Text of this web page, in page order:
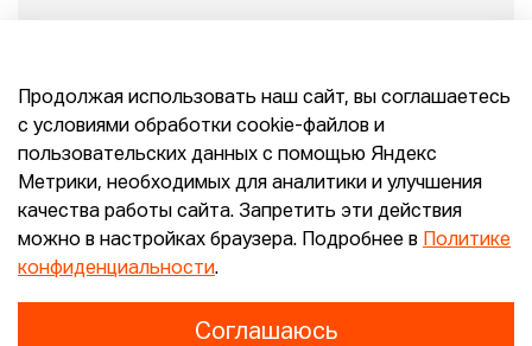
Конец эпохи маркетплейсов: прогнозы сооснователя
Mr.Doors Максима Валецкого
26.06.2026
Продолжая использовать наш сайт, вы соглашаетесь
с условиями обработки cookie-файлов и
пользовательских данных с помощью Яндекс
Метрики, необходимых для аналитики и улучшения
качества работы сайта. Запретить эти действия
можно в настройках браузера. Подробнее в
Политике
конфиденциальности.
Соглашаюсь